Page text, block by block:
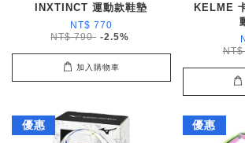
INXTINCT 運動款鞋墊
NT$ 770
NT$ 790 -2.5%
加入購物車
KELME
優惠 優惠